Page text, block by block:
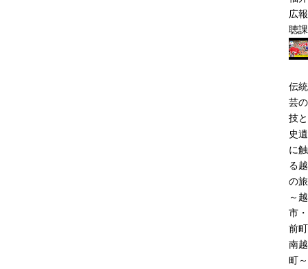
広
聴課
伝
芸
技
史
に
る
の旅
～
市
前
南
町～